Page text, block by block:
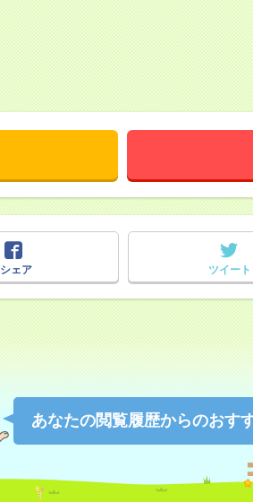
シェア
ツイート
あなたの閲覧履歴からのおす